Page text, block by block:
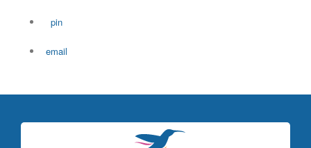
pin
email